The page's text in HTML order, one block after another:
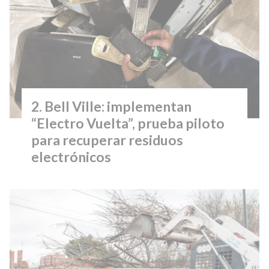
Bell Ville: implementan
“Electro Vuelta”, prueba piloto
para recuperar residuos
electrónicos